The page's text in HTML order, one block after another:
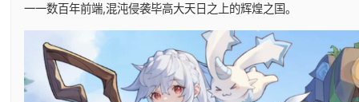
一一数百年前端,混沌侵袭毕高大天日之上的辉煌之国。